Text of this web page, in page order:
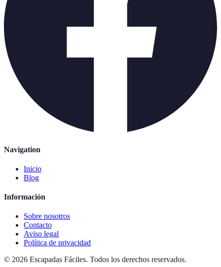
Navigation
Inicio
Blog
Información
Sobre nosotros
Contacto
Aviso legal
Política de privacidad
© 2026 Escapadas Fáciles. Todos los derechos reservados.